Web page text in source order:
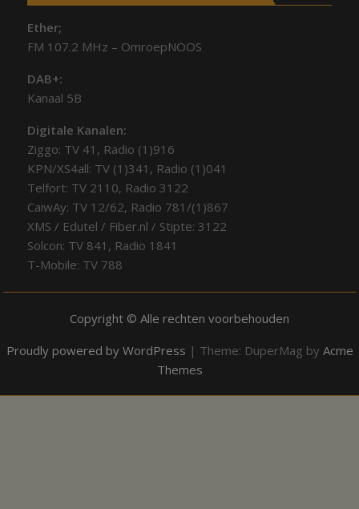
Ether;
FM 107.2 MHz – OmroepNOOS
DAB+:
Kanaal 5B
Digitale Kanalen:
Ziggo: TV 41, Radio (1)916
KPN/XS4all: TV (1)341, Radio (1)041
Telfort: TV 2110, Radio 3122
CaiwAy: TV 12/62, Radio 781/(1)867
XMS / Edutel / Fiber.nl / Stipte: 3122
Solcon: TV 841, Radio 1841
T-Mobile: TV 788
Copyright © Alle rechten voorbehouden
Proudly powered by WordPress | Theme: DuperMag by Acme
Themes